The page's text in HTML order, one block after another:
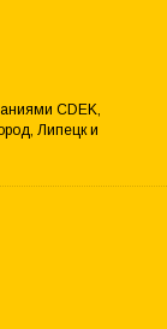
CDEK,
Липецк и